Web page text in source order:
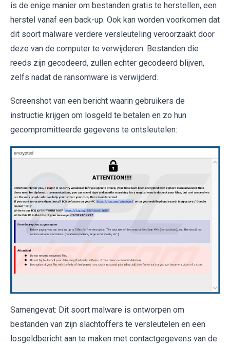
is de enige manier om bestanden gratis te herstellen, een
herstel vanaf een back-up. Ook kan worden voorkomen dat
dit soort malware verdere versleuteling veroorzaakt door
deze van de computer te verwijderen. Bestanden die
reeds zijn gecodeerd, zullen echter gecodeerd blijven,
zelfs nadat de ransomware is verwijderd.
Screenshot van een bericht waarin gebruikers de
instructie krijgen om losgeld te betalen en zo hun
gecompromitteerde gegevens te ontsleutelen:
Samengevat: Dit soort malware is ontworpen om
bestanden van zijn slachtoffers te versleutelen en een
losgeldbericht aan te maken met contactgegevens van de